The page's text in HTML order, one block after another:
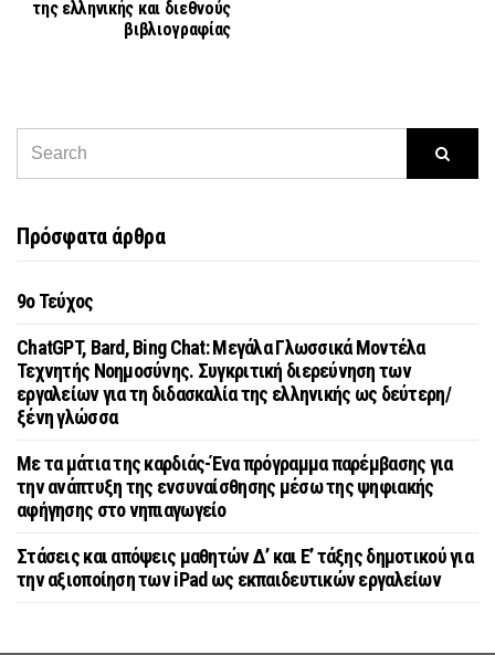
της ελληνικής και διεθνούς
βιβλιογραφίας
Πρόσφατα άρθρα
9o Τεύχος
ChatGPT, Bard, Bing Chat: Μεγάλα Γλωσσικά Μοντέλα
Τεχνητής Νοημοσύνης. Συγκριτική διερεύνηση των
εργαλείων για τη διδασκαλία της ελληνικής ως δεύτερη/
ξένη γλώσσα
Με τα μάτια της καρδιάς-Ένα πρόγραμμα παρέμβασης για
την ανάπτυξη της ενσυναίσθησης μέσω της ψηφιακής
αφήγησης στο νηπιαγωγείο
Στάσεις και απόψεις μαθητών Δ’ και Ε’ τάξης δημοτικού για
την αξιοποίηση των iPad ως εκπαιδευτικών εργαλείων